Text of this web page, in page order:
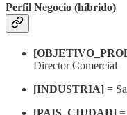
Perfil Negocio (híbrido)
Director Comercial
[INDUSTRIA] =
[PAIS_CIUDAD]